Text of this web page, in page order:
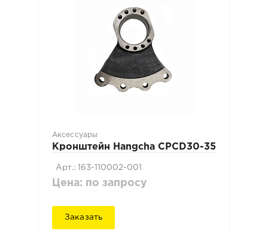
Аксессуары
Кронштейн Hangcha CPCD30-35
Арт.: 163-110002-001
Цена: по запросу
Заказать